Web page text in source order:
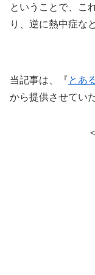
ということで、こ
り、逆に熱中症な
当記事は、『とあ
から提供させてい